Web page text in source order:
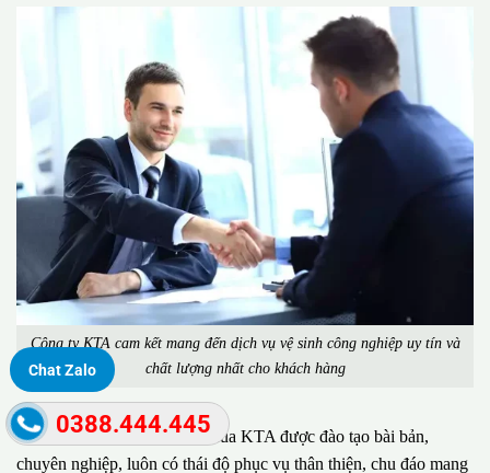
Công ty KTA cam kết mang đến dịch vụ vệ sinh công nghiệp uy tín và
chất lượng nhất cho khách hàng
Đặc biệt, đội ngũ nhân viên của KTA được đào tạo bài bản,
chuyên nghiệp, luôn có thái độ phục vụ thân thiện, chu đáo mang
Chat Zalo
0388.444.445